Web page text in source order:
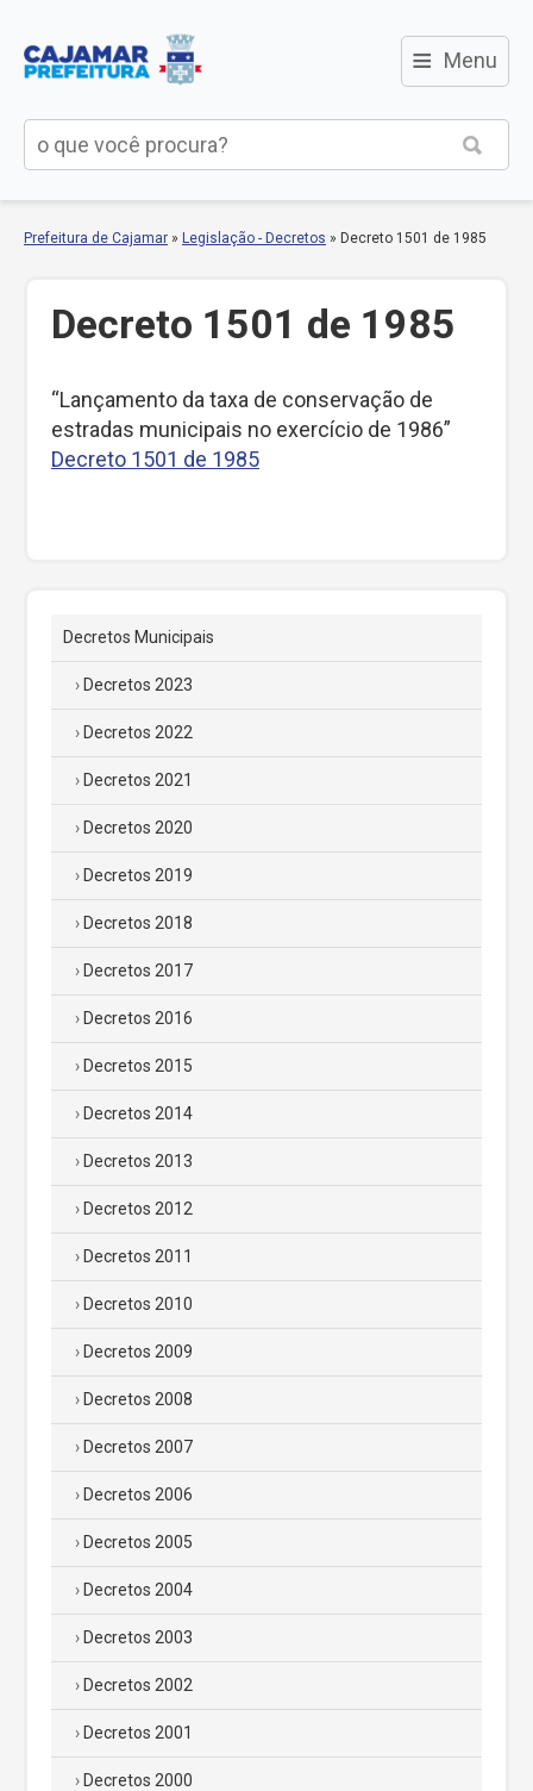
≡ Menu
Prefeitura de Cajamar » Legislação - Decretos » Decreto 1501 de 1985
Decreto 1501 de 1985
“Lançamento da taxa de conservação de
estradas municipais no exercício de 1986”
Decreto 1501 de 1985
Decretos Municipais
Decretos 2023
Decretos 2022
Decretos 2021
Decretos 2020
Decretos 2019
Decretos 2018
Decretos 2017
Decretos 2016
Decretos 2015
Decretos 2014
Decretos 2013
Decretos 2012
Decretos 2011
Decretos 2010
Decretos 2009
Decretos 2008
Decretos 2007
Decretos 2006
Decretos 2005
Decretos 2004
Decretos 2003
Decretos 2002
Decretos 2001
Decretos 2000